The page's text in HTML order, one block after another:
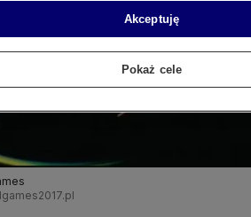
Akceptuję
Pokaż cele